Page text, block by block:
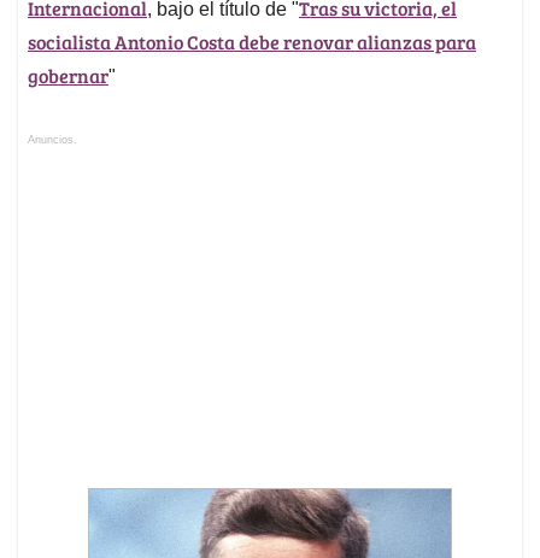
Internacional, bajo el título de "Tras su victoria, el
socialista Antonio Costa debe renovar alianzas para
gobernar"
Anuncios.